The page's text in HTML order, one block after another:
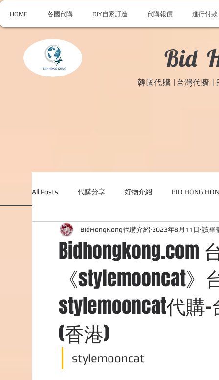
HOME 各國代購 DIY自家訂造 代購報價 進行付款
Bid
韓國代購 |台灣代購 |
All Posts 代購分享 好物介紹 BID HONG
外國購物網站介紹 ABOUT ME ABOUT
美食團購 購物 台灣代購網站
Bidhongkong.com
《stylemooncat
stylemooncat代購
(香港)
BidHongKong代購介紹 2023年8月11日 讀畢
stylemooncat